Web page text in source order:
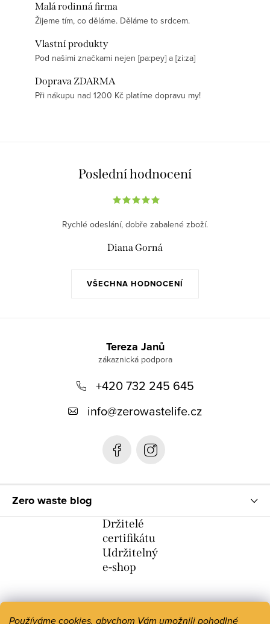
Používáme cookies, abychom Vám umožnili pohodlné
Malá rodinná firma
Žijeme tím, co děláme. Děláme to srdcem.
Vlastní produkty
Pod našimi značkami nejen [pa:pey] a [zi:za]
Doprava ZDARMA
Při nákupu nad 1200 Kč platíme dopravu my!
Poslední hodnocení
VŠECHNA HODNOCENÍ
Rychlé odeslání, dobře zabalené zboží.
Diana Gorná
Tereza Janů
+420 732 245 645
info@zerowastelife.cz
Zero waste blog
Držitelé
certifikátu
Udržitelný
e-shop